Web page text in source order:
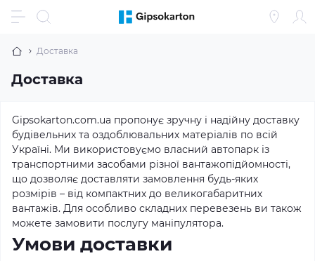
Доставка
Доставка
Gipsokarton.com.ua пропонує зручну і надійну доставку
будівельних та оздоблювальних матеріалів по всій
Україні. Ми використовуємо власний автопарк із
транспортними засобами різної вантажопідйомності,
що дозволяє доставляти замовлення будь-яких
розмірів – від компактних до великогабаритних
вантажів. Для особливо складних перевезень ви також
можете замовити послугу маніпулятора.
Умови доставки